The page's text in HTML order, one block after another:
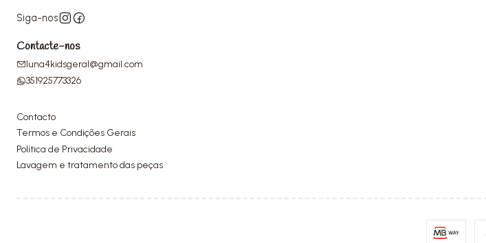
Siga-nos
Contacte-nos
luna4kidsgeral@gmail.com
351925773326
Contacto
Termos e Condições Gerais
Política de Privacidade
Lavagem e tratamento das peças